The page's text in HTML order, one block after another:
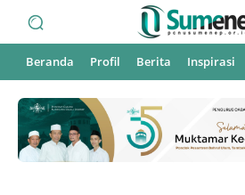
Beranda Profil Berita Inspirasi